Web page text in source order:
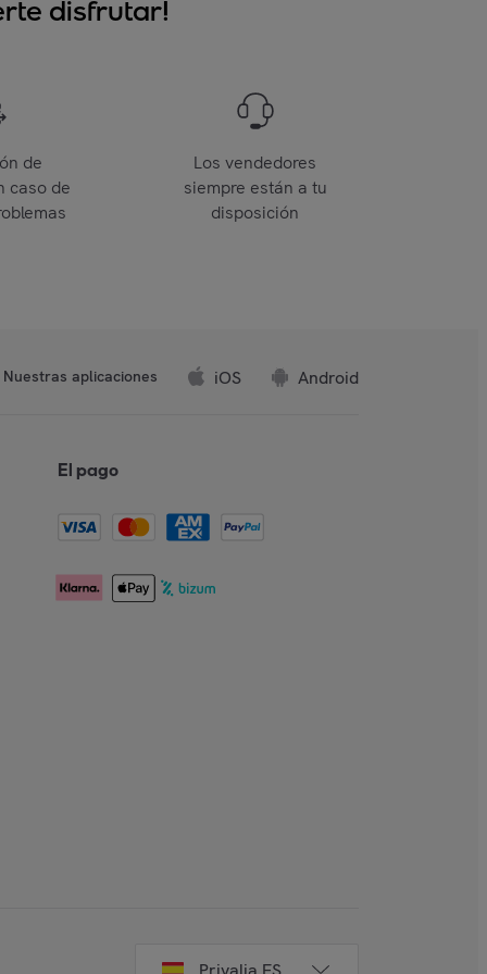
disfrutar!
de
caso de
Los vendedores
siempre están a tu
disposición
Nuestras aplicaciones iOS Android
El pago